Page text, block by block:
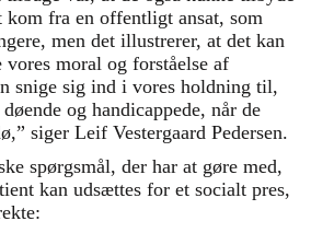
fra en offentligt ansat, som
men det illustrerer, at det kan
moral og forståelse af
snige sig ind i vores holdning til,
og handicappede, når de
siger Leif Vestergaard Pedersen.
spørgsmål, der har at gøre med,
kan udsættes for et socialt pres,